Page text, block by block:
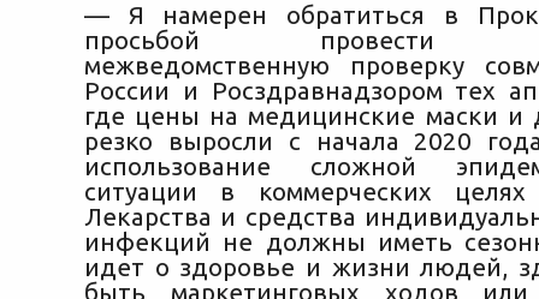
— Я намерен обратиться в
просьбой провести
межведомственную проверку
России и Росздравнадзором тех
где цены на медицинские маски и
резко выросли с начала 2020
использование сложной
ситуации в коммерческих целях
Лекарства и средства
инфекций не должны иметь
идет о здоровье и жизни людей,
быть маркетинговых ходов или